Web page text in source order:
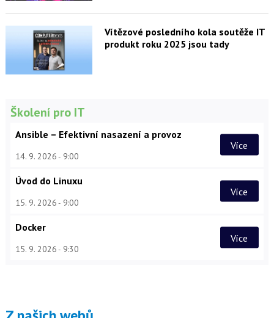
Vítězové posledního kola soutěže IT
produkt roku 2025 jsou tady
Školení pro IT
Ansible – Efektivní nasazení a provoz
14. 9. 2026 9:00
Více
Úvod do Linuxu
15. 9. 2026 9:00
Více
Docker
15. 9. 2026 9:30
Více